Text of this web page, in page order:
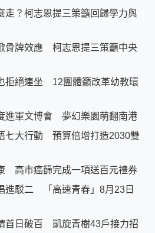
走？柯志恩提三策籲回歸學力與
骨牌效應 柯志恩提三策籲中央
拒絕連坐 12團體籲改革幼教環
進軍文博會 夢幻樂園萌翻南港
七大行動 預算倍增打造2030雙
高市癌篩完成一項送百元禮券
進駁二 「高速青春」8月23日
首日破百 凱旋青樹43戶接力招